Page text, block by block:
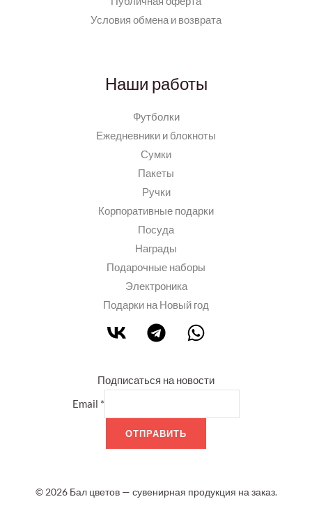
Условия обмена и возврата
Наши работы
Футболки
Ежедневники и блокноты
Сумки
Пакеты
Ручки
Корпоративные подарки
Посуда
Награды
Подарочные наборы
Электроника
Подарки на Новый год
Подписаться на новости
Email *
ОТПРАВИТЬ
© 2026 Бал цветов — сувенирная продукция на заказ.